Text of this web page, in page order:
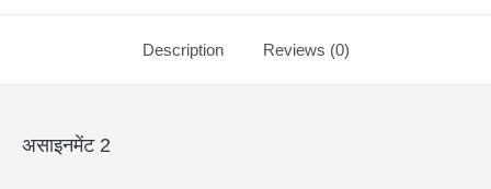
Description Reviews (0)
असाइनमेंट 2